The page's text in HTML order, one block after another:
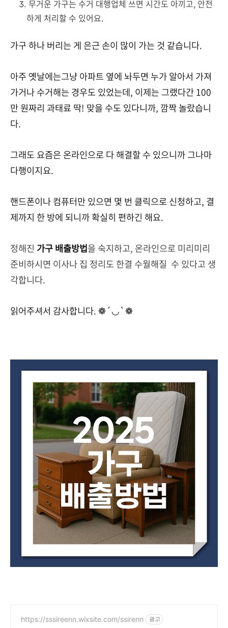
무거운 가구는 수거 대행업체 쓰면 시간도 아끼고, 안전
하게 처리할 수 있어요.
가구 하나 버리는 게 은근 손이 많이 가는 것 같습니다.
아주 옛날에는그냥 아파트 옆에 놔두면 누가 알아서 가져
가거나 수거해는 경우도 있었는데, 이제는 그랬다간 100
만 원짜리 과태료 딱! 맞을 수도 있다니까, 깜짝 놀랐습니
다.
그래도 요즘은 온라인으로 다 해결할 수 있으니까 그나마
다행이지요.
핸드폰이나 컴퓨터만 있으면 몇 번 클릭으로 신청하고, 결
제까지 한 방에 되니까 확실히 편하긴 해요.
정해진 가구 배출방법을 숙지하고, 온라인으로 미리미리
준비하시면 이사나 집 정리도 한결 수월해질 수 있다고 생
각합니다.
읽어주셔서 감사합니다. ❁´◡`❁
https://sssireenn.wixsite.com/ssirenn 광고